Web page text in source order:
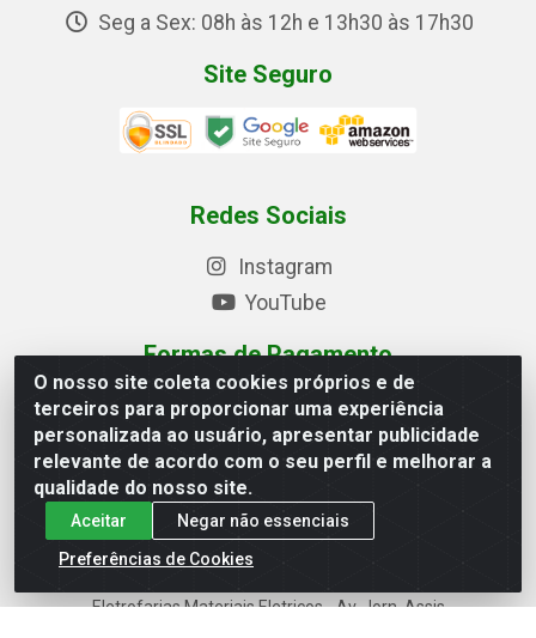
O nosso site coleta cookies próprios e de
terceiros para proporcionar uma experiência
personalizada ao usuário, apresentar publicidade
relevante de acordo com o seu perfil e melhorar a
qualidade do nosso site.
Aceitar
Negar não essenciais
Preferências de Cookies
Seg a Sex: 08h às 12h e 13h30 às 17h30
Site Seguro
Redes Sociais
Instagram
YouTube
Formas de Pagamento
Baixe nosso APP
Eletrofarias Materiais Eletricos - Av. Jorn. Assis